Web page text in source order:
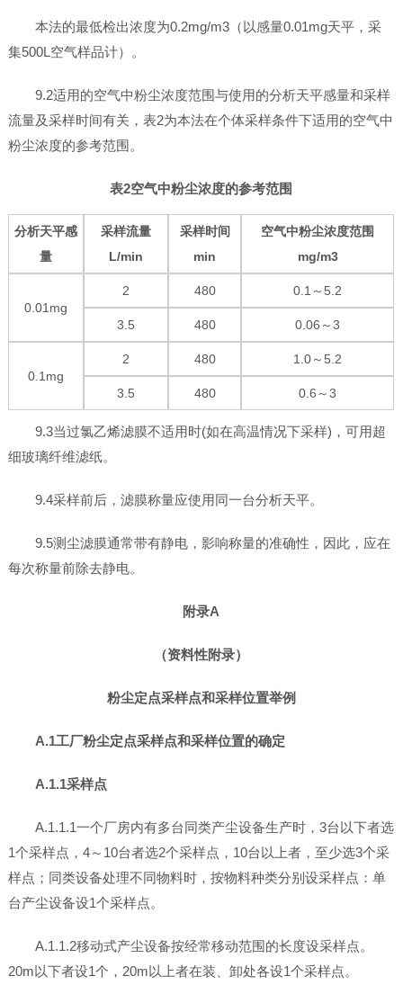
本法的最低检出浓度为0.2mg/m3（以感量0.01mg天平，采
集500L空气样品计）。
9.2适用的空气中粉尘浓度范围与使用的分析天平感量和采样
流量及采样时间有关，表2为本法在个体采样条件下适用的空气中
粉尘浓度的参考范围。
表2空气中粉尘浓度的参考范围
分析天平感
量
采样流量
L/min
采样时间
min
空气中粉尘浓度范围
mg/m3
0.01mg
2 480 0.1～5.2
3.5 480 0.06～3
0.1mg
2 480 1.0～5.2
3.5 480 0.6～3
9.3当过氯乙烯滤膜不适用时(如在高温情况下采样)，可用超
细玻璃纤维滤纸。
9.4采样前后，滤膜称量应使用同一台分析天平。
9.5测尘滤膜通常带有静电，影响称量的准确性，因此，应在
每次称量前除去静电。
附录A
（资料性附录）
粉尘定点采样点和采样位置举例
A.1工厂粉尘定点采样点和采样位置的确定
A.1.1采样点
A.1.1.1一个厂房内有多台同类产尘设备生产时，3台以下者选
1个采样点，4～10台者选2个采样点，10台以上者，至少选3个采
样点；同类设备处理不同物料时，按物料种类分别设采样点：单
台产尘设备设1个采样点。
A.1.1.2移动式产尘设备按经常移动范围的长度设采样点。
20m以下者设1个，20m以上者在装、卸处各设1个采样点。